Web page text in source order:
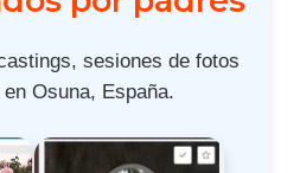
sesiones de fotos
Osuna, España.